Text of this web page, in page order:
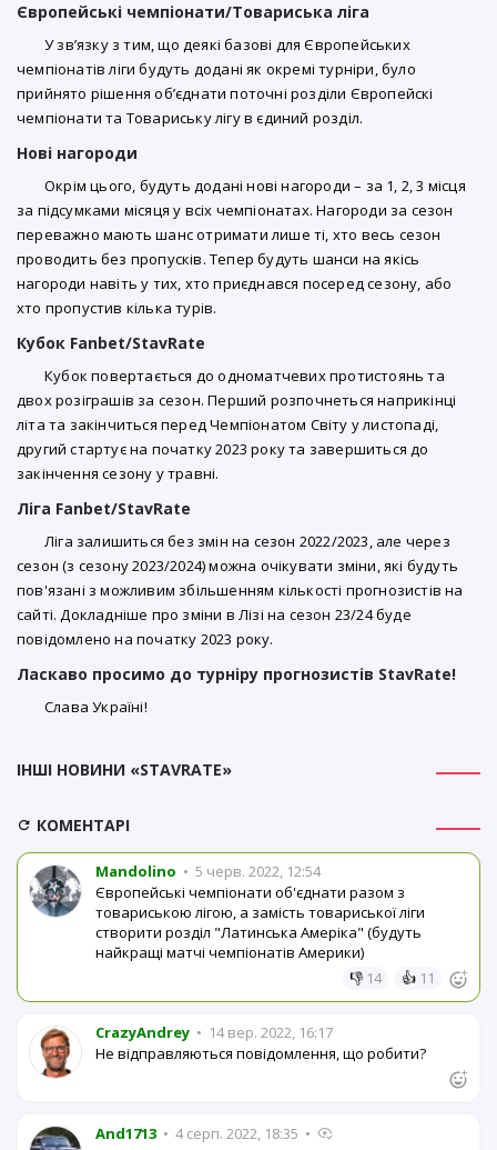
Європейські чемпіонати/Товариська ліга
У зв’язку з тим, що деякі базові для Європейських
чемпіонатів ліги будуть додані як окремі турніри, було
прийнято рішення об’єднати поточні розділи Європейскі
чемпіонати та Товариську лігу в єдиний розділ.
Нові нагороди
Окрім цього, будуть додані нові нагороди – за 1, 2, 3 місця
за підсумками місяця у всіх чемпіонатах. Нагороди за сезон
переважно мають шанс отримати лише ті, хто весь сезон
проводить без пропусків. Тепер будуть шанси на якісь
нагороди навіть у тих, хто приєднався посеред сезону, або
хто пропустив кілька турів.
Кубок Fanbet/StavRate
Кубок повертається до одноматчевих протистоянь та
двох розіграшів за сезон. Перший розпочнеться наприкінці
літа та закінчиться перед Чемпіонатом Світу у листопаді,
другий стартує на початку 2023 року та завершиться до
закінчення сезону у травні.
Ліга Fanbet/StavRate
Ліга залишиться без змін на сезон 2022/2023, але через
сезон (з сезону 2023/2024) можна очікувати зміни, які будуть
пов'язані з можливим збільшенням кількості прогнозистів на
сайті. Докладніше про зміни в Лізі на сезон 23/24 буде
повідомлено на початку 2023 року.
Ласкаво просимо до турніру прогнозистів StavRate!
Слава Україні!
ІНШІ НОВИНИ «STAVRATE»
КОМЕНТАРІ
Mandolino • 5 черв. 2022, 12:54
Європейські чемпіонати об'єднати разом з
товариською лігою, а замість товариської ліги
створити розділ "Латинська Амеріка" (будуть
найкращі матчі чемпіонатів Америки)
👎 14 👍 11
CrazyAndrey • 14 вер. 2022, 16:17
Не відправляються повідомлення, що робити?
And1713 • 4 серп. 2022, 18:35 •